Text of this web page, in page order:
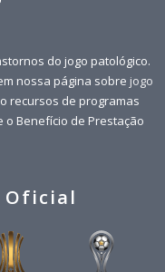
do jogo patológico.
nossa página sobre jogo
recursos de programas
o Benefício de Prestação
Oficial